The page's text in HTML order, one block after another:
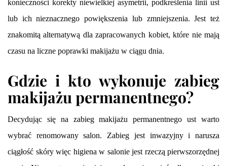
konieczności korekty niewielkiej asymetrii, podkreślenia linii ust
lub ich nieznacznego powiększenia lub zmniejszenia. Jest też
znakomitą alternatywą dla zapracowanych kobiet, które nie mają
czasu na liczne poprawki makijażu w ciągu dnia.
Gdzie i kto wykonuje zabieg
makijażu permanentnego?
Decydując się na zabieg makijażu permanentnego ust warto
wybrać renomowany salon. Zabieg jest inwazyjny i narusza
ciągłość skóry więc higiena w salonie jest rzeczą pierwszorzędnej